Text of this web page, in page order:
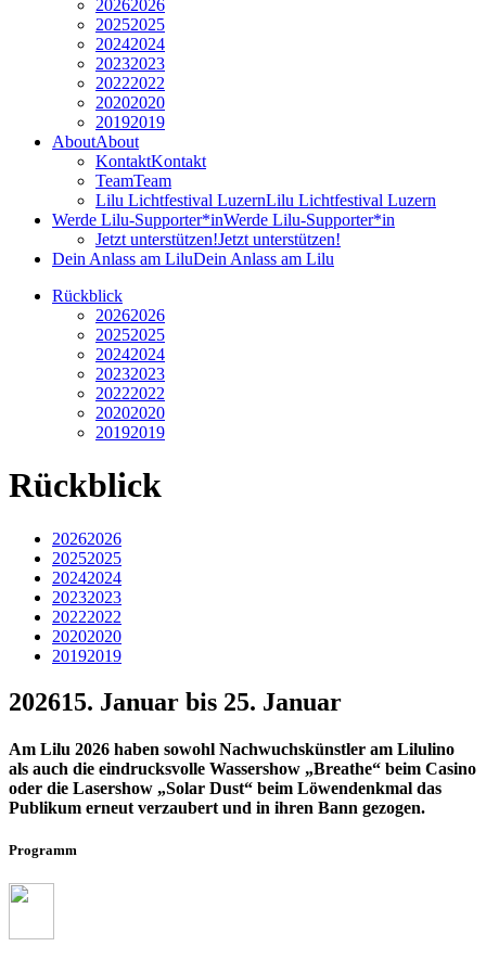
20262026
20252025
20242024
20232023
20222022
20202020
20192019
AboutAbout
KontaktKontakt
TeamTeam
Lilu Lichtfestival LuzernLilu Lichtfestival Luzern
Werde Lilu-Supporter*inWerde Lilu-Supporter*in
Jetzt unterstützen!Jetzt unterstützen!
Dein Anlass am LiluDein Anlass am Lilu
Rückblick
20262026
20252025
20242024
20232023
20222022
20202020
20192019
Rückblick
20262026
20252025
20242024
20232023
20222022
20202020
20192019
202615. Januar bis 25. Januar
Am Lilu 2026 haben sowohl Nachwuchskünstler am Lilulino
als auch die eindrucksvolle Wassershow „Breathe“ beim Casino
oder die Lasershow „Solar Dust“ beim Löwendenkmal das
Publikum erneut verzaubert und in ihren Bann gezogen.
Programm